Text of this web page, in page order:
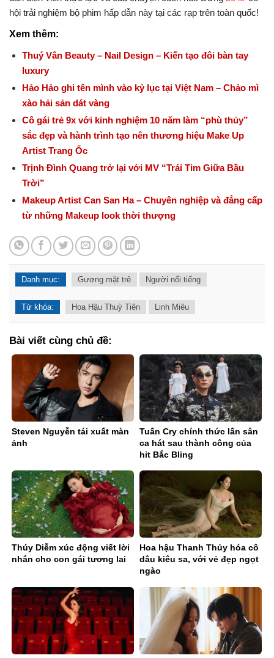
hội trải nghiệm bộ phim hấp dẫn này tại các rạp trên toàn quốc!
Xem thêm:
Thuý Vân Beauty – Nail Design – Kiến tạo đôi bàn tay
luxury
Hảo Hảo ghi tên mình vào kỷ lục tại Việt Nam – Chảo mì
xào hải sản dát vàng
Cô gái trẻ 9x với kinh nghiệm 10 năm làm “phù thủy”
sắc đẹp và hành trình tạo nên thương hiệu Make Up
Artist Trang Ốc
Trịnh Đình Quang trở lại với MV “Trái Tim Giữa Bầu
Trời”
Makeup Artist Can San Ha – Chuyên nghiệp và đẳng cấp
từ những Makeup look thời thượng
Danh mục: Gương mặt trẻ Người nổi tiếng
Từ khóa: Hoa Hậu Thuỳ Tiên Linh Miêu
Bài viết cùng chủ đề:
Steven Nguyễn tái xuất màn
ảnh
Tuấn Cry chính thức lấn sân
ca hát sau thành công của
hit Bắc Bling
Thúy Diễm xúc động viết lời
nhắn cho con gái tương lai
Hoa hậu Thanh Thủy hóa cô
dâu kiêu sa, với vẻ đẹp ngọt
ngào